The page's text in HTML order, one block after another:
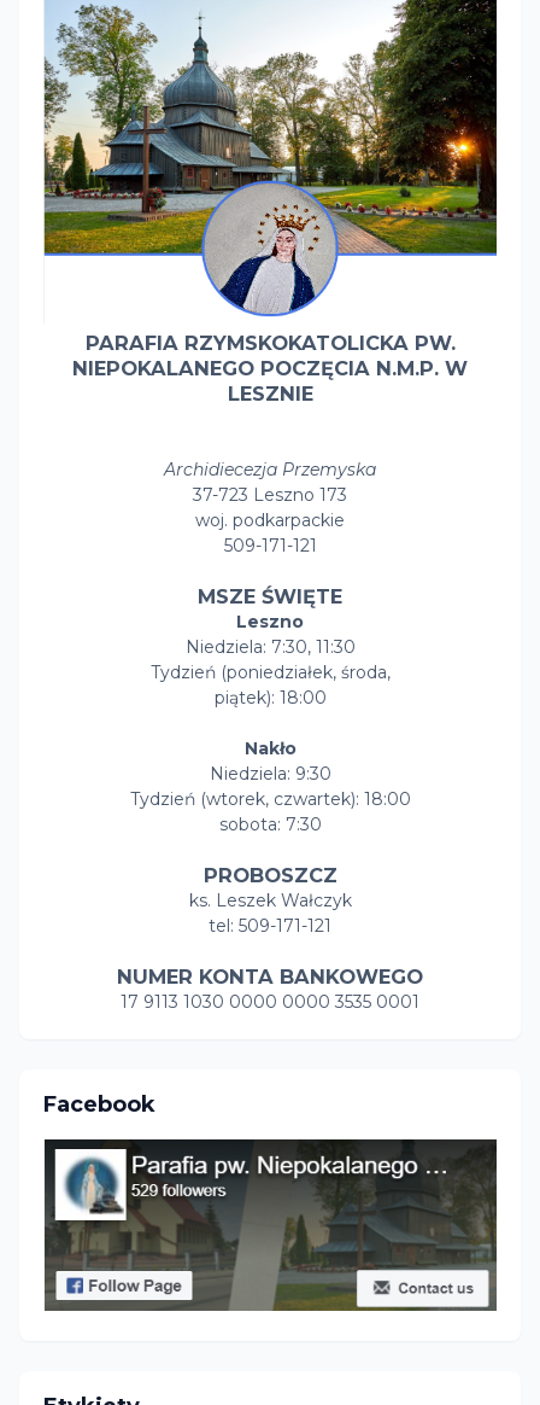
PARAFIA RZYMSKOKATOLICKA PW.
NIEPOKALANEGO POCZĘCIA N.M.P. W
LESZNIE
Archidiecezja Przemyska
37-723 Leszno 173
woj. podkarpackie
509-171-121
MSZE ŚWIĘTE
Leszno
Niedziela: 7:30, 11:30
Tydzień (poniedziałek, środa,
piątek): 18:00
Nakło
Niedziela: 9:30
Tydzień (wtorek, czwartek): 18:00
sobota: 7:30
PROBOSZCZ
ks. Leszek Wałczyk
tel: 509-171-121
NUMER KONTA BANKOWEGO
17 9113 1030 0000 0000 3535 0001
Facebook